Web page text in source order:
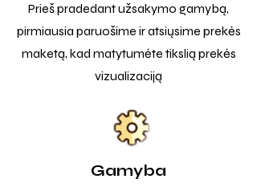
Prieš pradedant užsakymo gamybą,
pirmiausia paruošime ir atsiųsime prekės
maketą, kad matytumėte tikslią prekės
vizualizaciją
Gamyba